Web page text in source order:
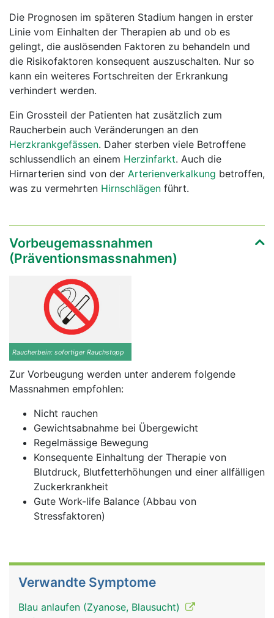
Die Prognosen im späteren Stadium hangen in erster
Linie vom Einhalten der Therapien ab und ob es
gelingt, die auslösenden Faktoren zu behandeln und
die Risikofaktoren konsequent auszuschalten. Nur so
kann ein weiteres Fortschreiten der Erkrankung
verhindert werden.
Ein Grossteil der Patienten hat zusätzlich zum
Raucherbein auch Veränderungen an den
Herzkrankgefässen. Daher sterben viele Betroffene
schlussendlich an einem Herzinfarkt. Auch die
Hirnarterien sind von der Arterienverkalkung betroffen,
was zu vermehrten Hirnschlägen führt.
Vorbeugemassnahmen
(Präventionsmassnahmen)
Raucherbein: sofortiger Rauchstopp
Zur Vorbeugung werden unter anderem folgende
Massnahmen empfohlen:
Nicht rauchen
Gewichtsabnahme bei Übergewicht
Regelmässige Bewegung
Konsequente Einhaltung der Therapie von
Blutdruck, Blutfetterhöhungen und einer allfälligen
Zuckerkrankheit
Gute Work-life Balance (Abbau von
Stressfaktoren)
Verwandte Symptome
Blau anlaufen (Zyanose, Blausucht)